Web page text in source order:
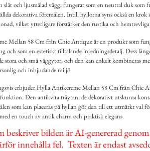
slät och ljusmålad vägg, fungerar som en neutral duk som
dekorativa föremålen. Intill hyllorna syns också en krok
vilket ytterligare förstärker den rustika och
Mellan 58 Cm från Chic Antique är en produkt som
och som en estetiskt tilltalande inredningsdetalj. Dess
stora och små väggytor, och den kan enkelt kombineras
och inbjudande miljö.
erbjuder Hylla Antikcreme Mellan 58 Cm från Chic
Den antikvita träytan, de dekorativt utskurna
som kan placeras på hyllan gör den till ett utmärkt val
en touch av antik charm och praktisk elegans.